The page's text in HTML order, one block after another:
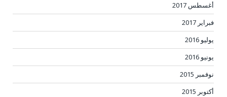
أغسطس 2017
فبراير 2017
يوليو 2016
يونيو 2016
نوفمبر 2015
أكتوبر 2015